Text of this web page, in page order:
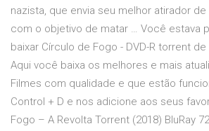
nazista, que envia seu melhor atirador de
com o objetivo de matar … Você estava
baixar Círculo de Fogo - DVD-R torrent
Aqui você baixa os melhores e mais
Filmes com qualidade e que estão
Control + D e nos adicione aos seus
Fogo – A Revolta Torrent (2018) BluRay